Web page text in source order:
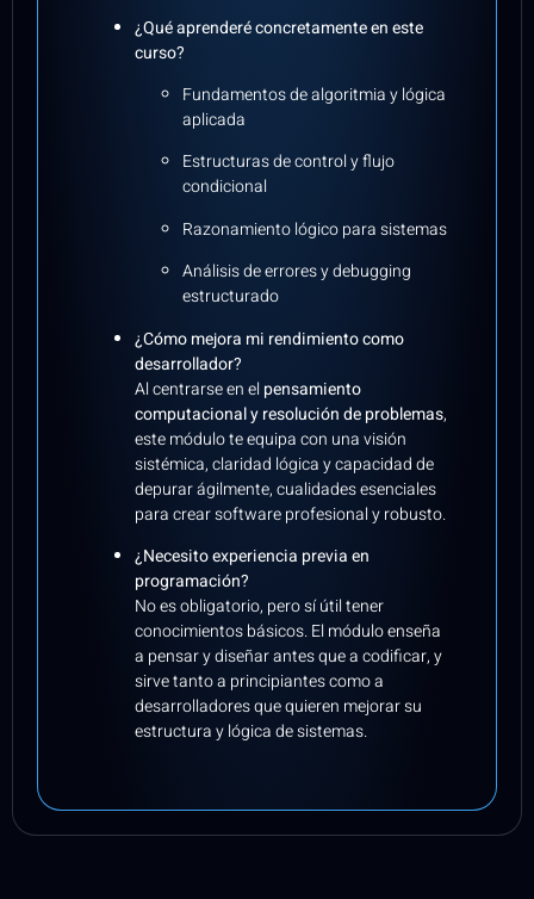
¿Qué aprenderé concretamente en este
curso?
Fundamentos de algoritmia y lógica
aplicada
Estructuras de control y flujo
condicional
Razonamiento lógico para sistemas
Análisis de errores y debugging
estructurado
¿Cómo mejora mi rendimiento como
desarrollador?
Al centrarse en el pensamiento
computacional y resolución de problemas,
este módulo te equipa con una visión
sistémica, claridad lógica y capacidad de
depurar ágilmente, cualidades esenciales
para crear software profesional y robusto.
¿Necesito experiencia previa en
programación?
No es obligatorio, pero sí útil tener
conocimientos básicos. El módulo enseña
a pensar y diseñar antes que a codificar, y
sirve tanto a principiantes como a
desarrolladores que quieren mejorar su
estructura y lógica de sistemas.